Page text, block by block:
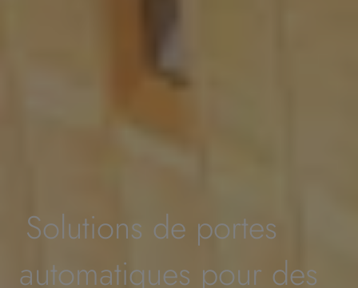
Solutions de portes
automatiques pour des